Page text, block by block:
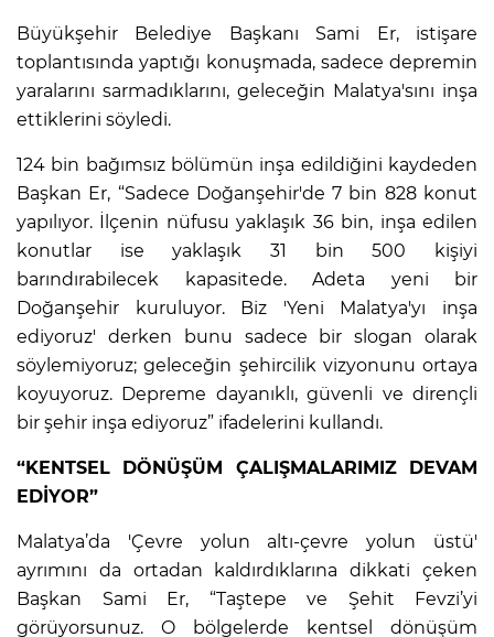
Büyükşehir Belediye Başkanı Sami Er, istişare
toplantısında yaptığı konuşmada, sadece depremin
yaralarını sarmadıklarını, geleceğin Malatya'sını inşa
ettiklerini söyledi.
124 bin bağımsız bölümün inşa edildiğini kaydeden
Başkan Er, “Sadece Doğanşehir'de 7 bin 828 konut
yapılıyor. İlçenin nüfusu yaklaşık 36 bin, inşa edilen
konutlar ise yaklaşık 31 bin 500 kişiyi
barındırabilecek kapasitede. Adeta yeni bir
Doğanşehir kuruluyor. Biz 'Yeni Malatya'yı inşa
ediyoruz' derken bunu sadece bir slogan olarak
söylemiyoruz; geleceğin şehircilik vizyonunu ortaya
koyuyoruz. Depreme dayanıklı, güvenli ve dirençli
bir şehir inşa ediyoruz” ifadelerini kullandı.
“KENTSEL DÖNÜŞÜM ÇALIŞMALARIMIZ DEVAM
EDİYOR”
Malatya’da 'Çevre yolun altı-çevre yolun üstü'
ayrımını da ortadan kaldırdıklarına dikkati çeken
Başkan Sami Er, “Taştepe ve Şehit Fevzi’yi
görüyorsunuz. O bölgelerde kentsel dönüşüm